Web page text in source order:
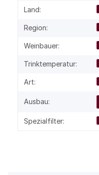
Land:
Region:
Weinbauer:
Trinktemperatur:
Art:
Ausbau:
Spezialfilter: